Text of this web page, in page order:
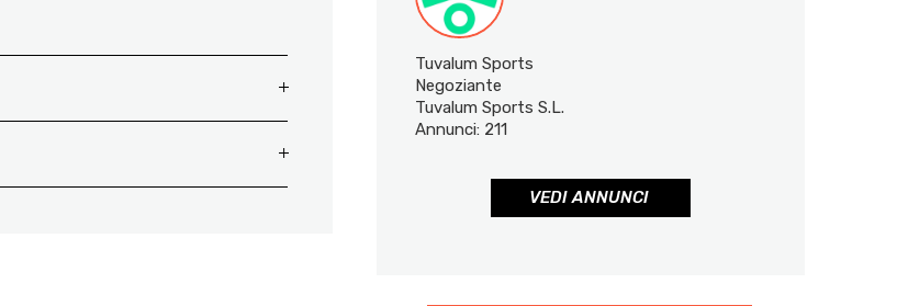
Tuvalum Sports
Negoziante
Tuvalum Sports S.L.
Annunci: 211
VEDI ANNUNCI